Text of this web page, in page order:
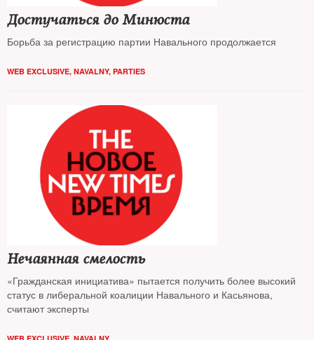
Достучаться до Минюста
Борьба за регистрацию партии Навального продолжается
WEB EXCLUSIVE, NAVALNY, PARTIES
Нечаянная смелость
«Гражданская инициатива» пытается получить более высокий
статус в либеральной коалиции Навального и Касьянова,
считают эксперты